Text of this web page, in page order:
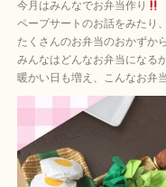
今月はみんなでお弁当作り
ペープサートのお話をみたり、
たくさんのお弁当のおかずか
みんなはどんなお弁当になる
暖かい日も増え、こんなお弁